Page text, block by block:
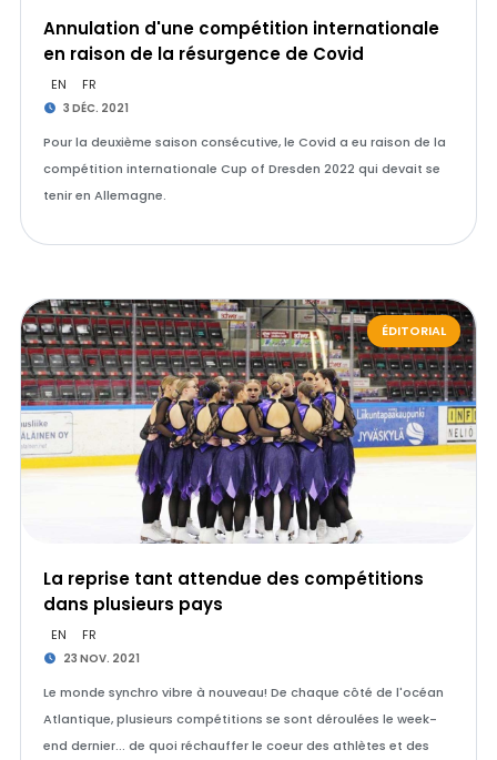
Annulation d'une compétition internationale
en raison de la résurgence de Covid
EN FR
3 DÉC. 2021
Pour la deuxième saison consécutive, le Covid a eu raison de la
compétition internationale Cup of Dresden 2022 qui devait se
tenir en Allemagne.
ÉDITORIAL
La reprise tant attendue des compétitions
dans plusieurs pays
EN FR
23 NOV. 2021
Le monde synchro vibre à nouveau! De chaque côté de l'océan
Atlantique, plusieurs compétitions se sont déroulées le week-
end dernier... de quoi réchauffer le coeur des athlètes et des